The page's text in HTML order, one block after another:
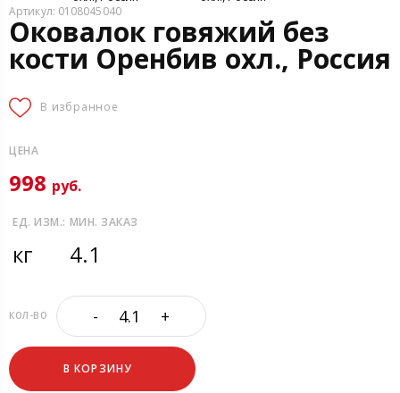
Артикул: 0108045040
Оковалок говяжий без
кости Оренбив охл., Россия
В избранное
ЦЕНА
998 руб.
ЕД. ИЗМ.:
кг
МИН. ЗАКАЗ
4.1
КОЛ-ВО - +
В КОРЗИНУ